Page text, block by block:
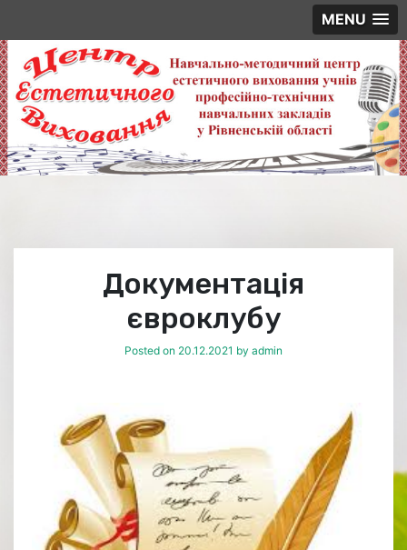
MENU
Skip
to
content
Документація
євроклубу
Posted on 20.12.2021 by admin